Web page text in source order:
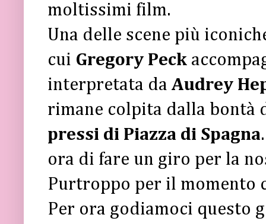
moltissimi film.
Una delle scene più
cui Gregory Peck
interpretata da Audrey
rimane colpita dalla bontà
pressi di Piazza di Spagna
ora di fare un giro per la
Purtroppo per il momento
Per ora godiamoci questo